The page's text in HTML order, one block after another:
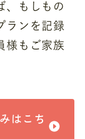
、もしもの
ランを記録
様もご家族
はこち